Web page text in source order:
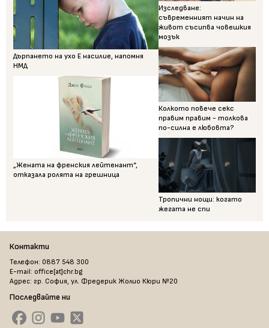
Дърпането на ухо Е насилие, напомня
НМД
„Жената на френския лейтенант“,
отказала ролята на грешница
Изследване:
съвременният начин на
живот съсипва човешкия
мозък
Колкото повече секс
правим правим - толкова
по-силна е любовта?
Тропични нощи: когато
жегата не спи
Контакти
Телефон: 0887 548 300
E-mail: office[at]chr.bg
Адрес: гр. София, ул. Фредерик Жолио Кюри №20
Последвайте ни